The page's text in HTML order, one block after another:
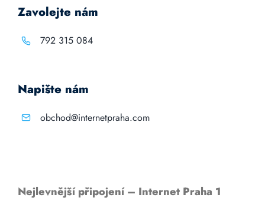
Zavolejte nám
792 315 084
Napište nám
obchod@internetpraha.com
Nejlevnější připojení – Internet Praha 1